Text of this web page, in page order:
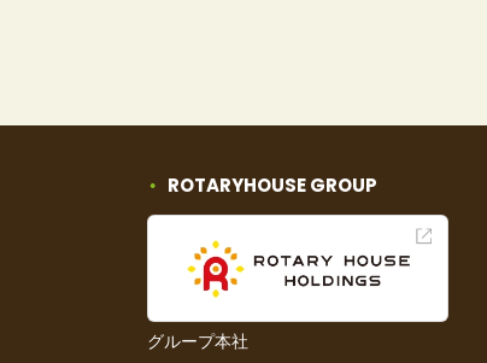
ROTARYHOUSE GROUP
グループ本社